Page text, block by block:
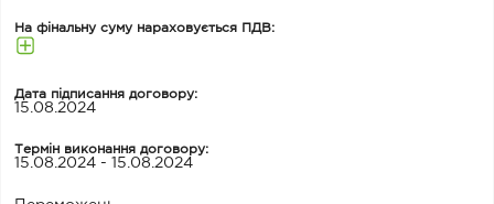
На фінальну суму нараховується ПДВ:
Дата підписання договору:
15.08.2024
Термін виконання договору:
15.08.2024 - 15.08.2024